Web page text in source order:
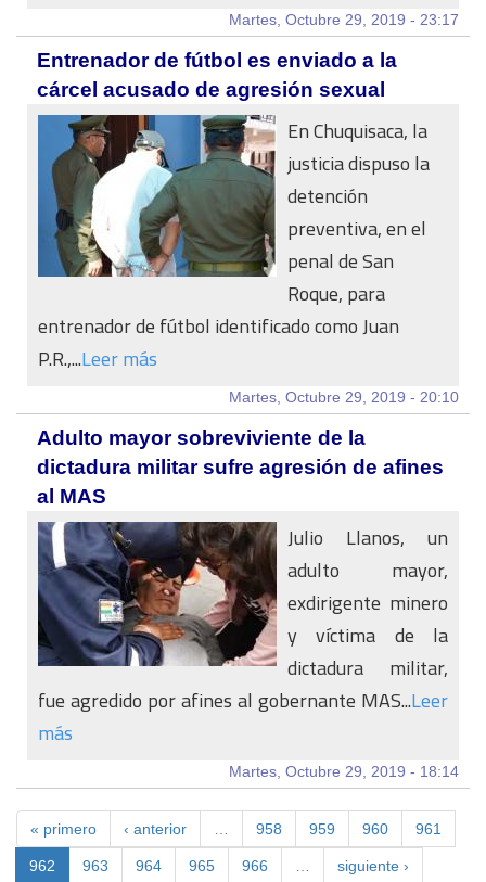
Martes, Octubre 29, 2019 - 23:17
Entrenador de fútbol es enviado a la
cárcel acusado de agresión sexual
En Chuquisaca, la
justicia dispuso la
detención
preventiva, en el
penal de San
Roque, para
entrenador de fútbol identificado como Juan
P.R.,...Leer más
Martes, Octubre 29, 2019 - 20:10
Adulto mayor sobreviviente de la
dictadura militar sufre agresión de afines
al MAS
Julio Llanos, un
adulto mayor,
exdirigente minero
y víctima de la
dictadura militar,
fue agredido por afines al gobernante MAS...Leer
más
Martes, Octubre 29, 2019 - 18:14
« primero ‹ anterior 958 959 960 961
962 963 964 965 966 siguiente ›